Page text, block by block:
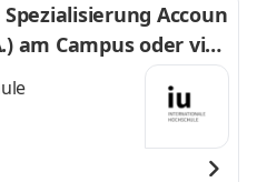
Accoun
am Campus oder virt